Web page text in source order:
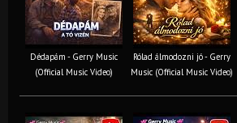
Dédapám - Gerry Music
(Official Music Video)
Rólad álmodozni jó - Gerry
Music (Official Music Video)